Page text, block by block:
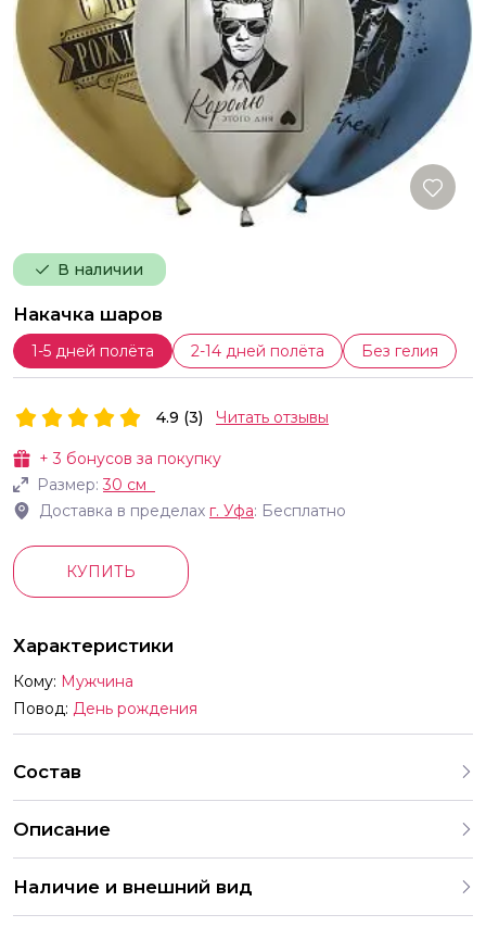
В наличии
Накачка шаров
1-5 дней полёта 2-14 дней полёта Без гелия
+3 бонусов за покупку
Размер:30 см
Доставка в пределах г. Уфа: Бесплатно
4.9 (3) Читать отзывы
КУПИТЬ
Характеристики
Кому: Мужчина
Повод: День рождения
Состав
Описание
продаём шары только комплектами поэтому выбрать
шары с одним конкретным принтом отдельно нельзя
Наличие и внешний вид